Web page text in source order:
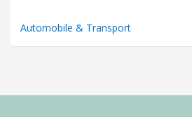
Automobile & Transport